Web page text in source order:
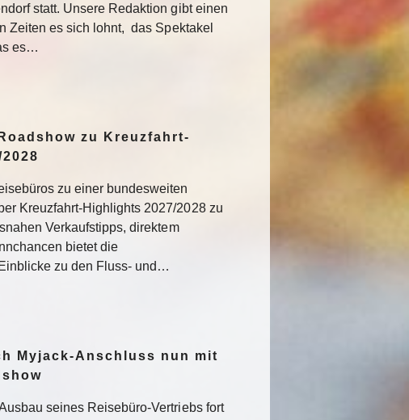
statt. Unsere Redaktion gibt einen
Zeiten es sich lohnt, das Spektakel
es…
zu Kreuzfahrt-
zu einer bundesweiten
Kreuzfahrt-Highlights 2027/2028 zu
Verkaufstipps, direktem
bietet die
zu den Fluss- und…
Myjack-Anschluss nun mit
seines Reisebüro-Vertriebs fort